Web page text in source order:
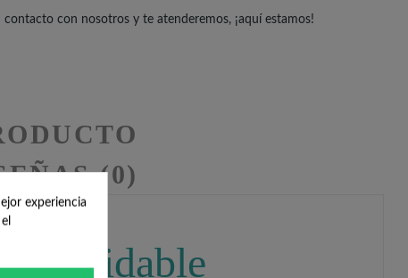
con nosotros y te atenderemos, ¡aquí estamos!
(0)
inolvidable
experiencia